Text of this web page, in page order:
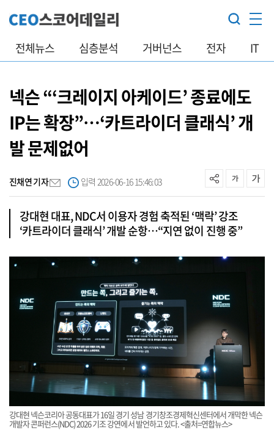
전체뉴스 심층분석 거버넌스 전자 IT
넥슨 “‘크레이지 아케이드’ 종료에도
IP는 확장”…‘카트라이더 클래식’ 개
발 문제없어
진채연 기자 입력 2026-06-16 15:46:03
강대현 대표, NDC서 이용자 경험 축적된 ‘맥락’ 강조
‘카트라이더 클래식’ 개발 순항…“지연 없이 진행 중”
강대현 넥슨코리아 공동대표가 16일 경기 성남 경기창조경제혁신센터에서 개막한 넥슨
개발자 콘퍼런스(NDC) 2026 기조 강연에서 발언하고 있다. <출처=연합뉴스>